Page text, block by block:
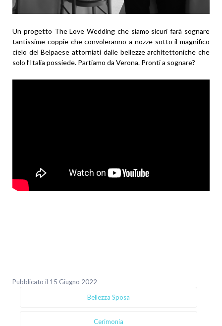
Un progetto The Love Wedding che siamo sicuri farà sognare
tantissime coppie che convoleranno a nozze sotto il magnifico
cielo del Belpaese attorniati dalle bellezze architettoniche che
solo l’Italia possiede. Partiamo da Verona. Pronti a sognare?
Pubblicato il 15 Giugno 2022
Bellezza Sposa
Cerimonia